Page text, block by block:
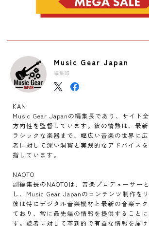
Music Gear Japan
編集部
KAN
Music Gear Japanの編集長であり、サイト
方向性を監督しています。彼の情熱は、最
ラシックな楽器まで、幅広い音楽の世界に
者に対して深い洞察と実践的なアドバイス
指しています。
NAOTO
副編集長のNAOTOは、音楽プロデューサー
し、Music Gear Japanのコンテンツ制作を
彼は特にデジタル音楽機材と最新の音楽テ
ており、常に最先端の情報を提供すること
す。読者に対して革新的で有益な情報を届け